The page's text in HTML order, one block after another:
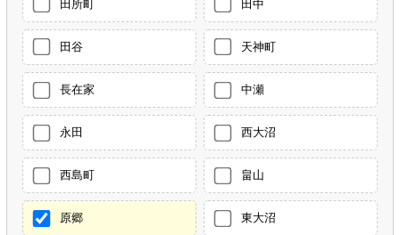
田所町 田中
田谷 天神町
長在家 中瀬
永田 西大沼
西島町 畠山
原郷 東大沼